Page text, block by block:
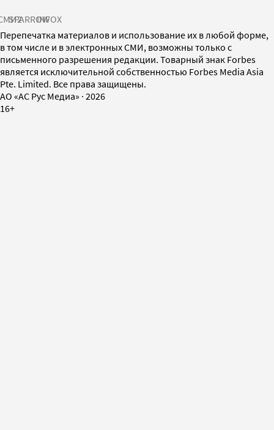
SPARROWINFOX
Перепечатка материалов и использование их в любой форме,
в том числе и в электронных СМИ, возможны только с
письменного разрешения редакции. Товарный знак Forbes
является исключительной собственностью Forbes Media Asia
Pte. Limited. Все права защищены.
AO «АС Рус Медиа» · 2026
16+